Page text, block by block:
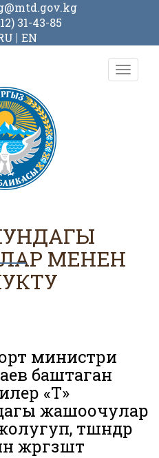
31-43-85
EN
Toggle
МЕНЕН
министри
баштаган
«Т»
жашоочулар
түшүндүрүү